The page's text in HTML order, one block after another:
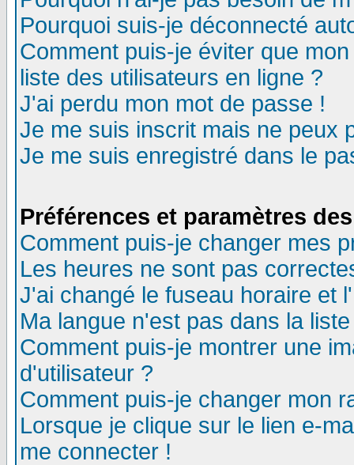
Pourquoi suis-je déconnecté
Comment puis-je éviter que
liste des utilisateurs en ligne ?
J'ai perdu mon mot de passe !
Je me suis inscrit mais ne peux
Je me suis enregistré dans le
Préférences et paramètres
Comment puis-je changer mes
Les heures ne sont pas
J'ai changé le fuseau horaire et
Ma langue n'est pas dans la
Comment puis-je montrer une
d'utilisateur ?
Comment puis-je changer mon
Lorsque je clique sur le lien e-
me connecter !